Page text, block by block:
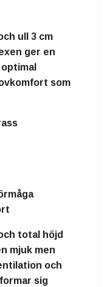
ull 3 cm
ger en
som
total höjd
mjuk men
och
sig